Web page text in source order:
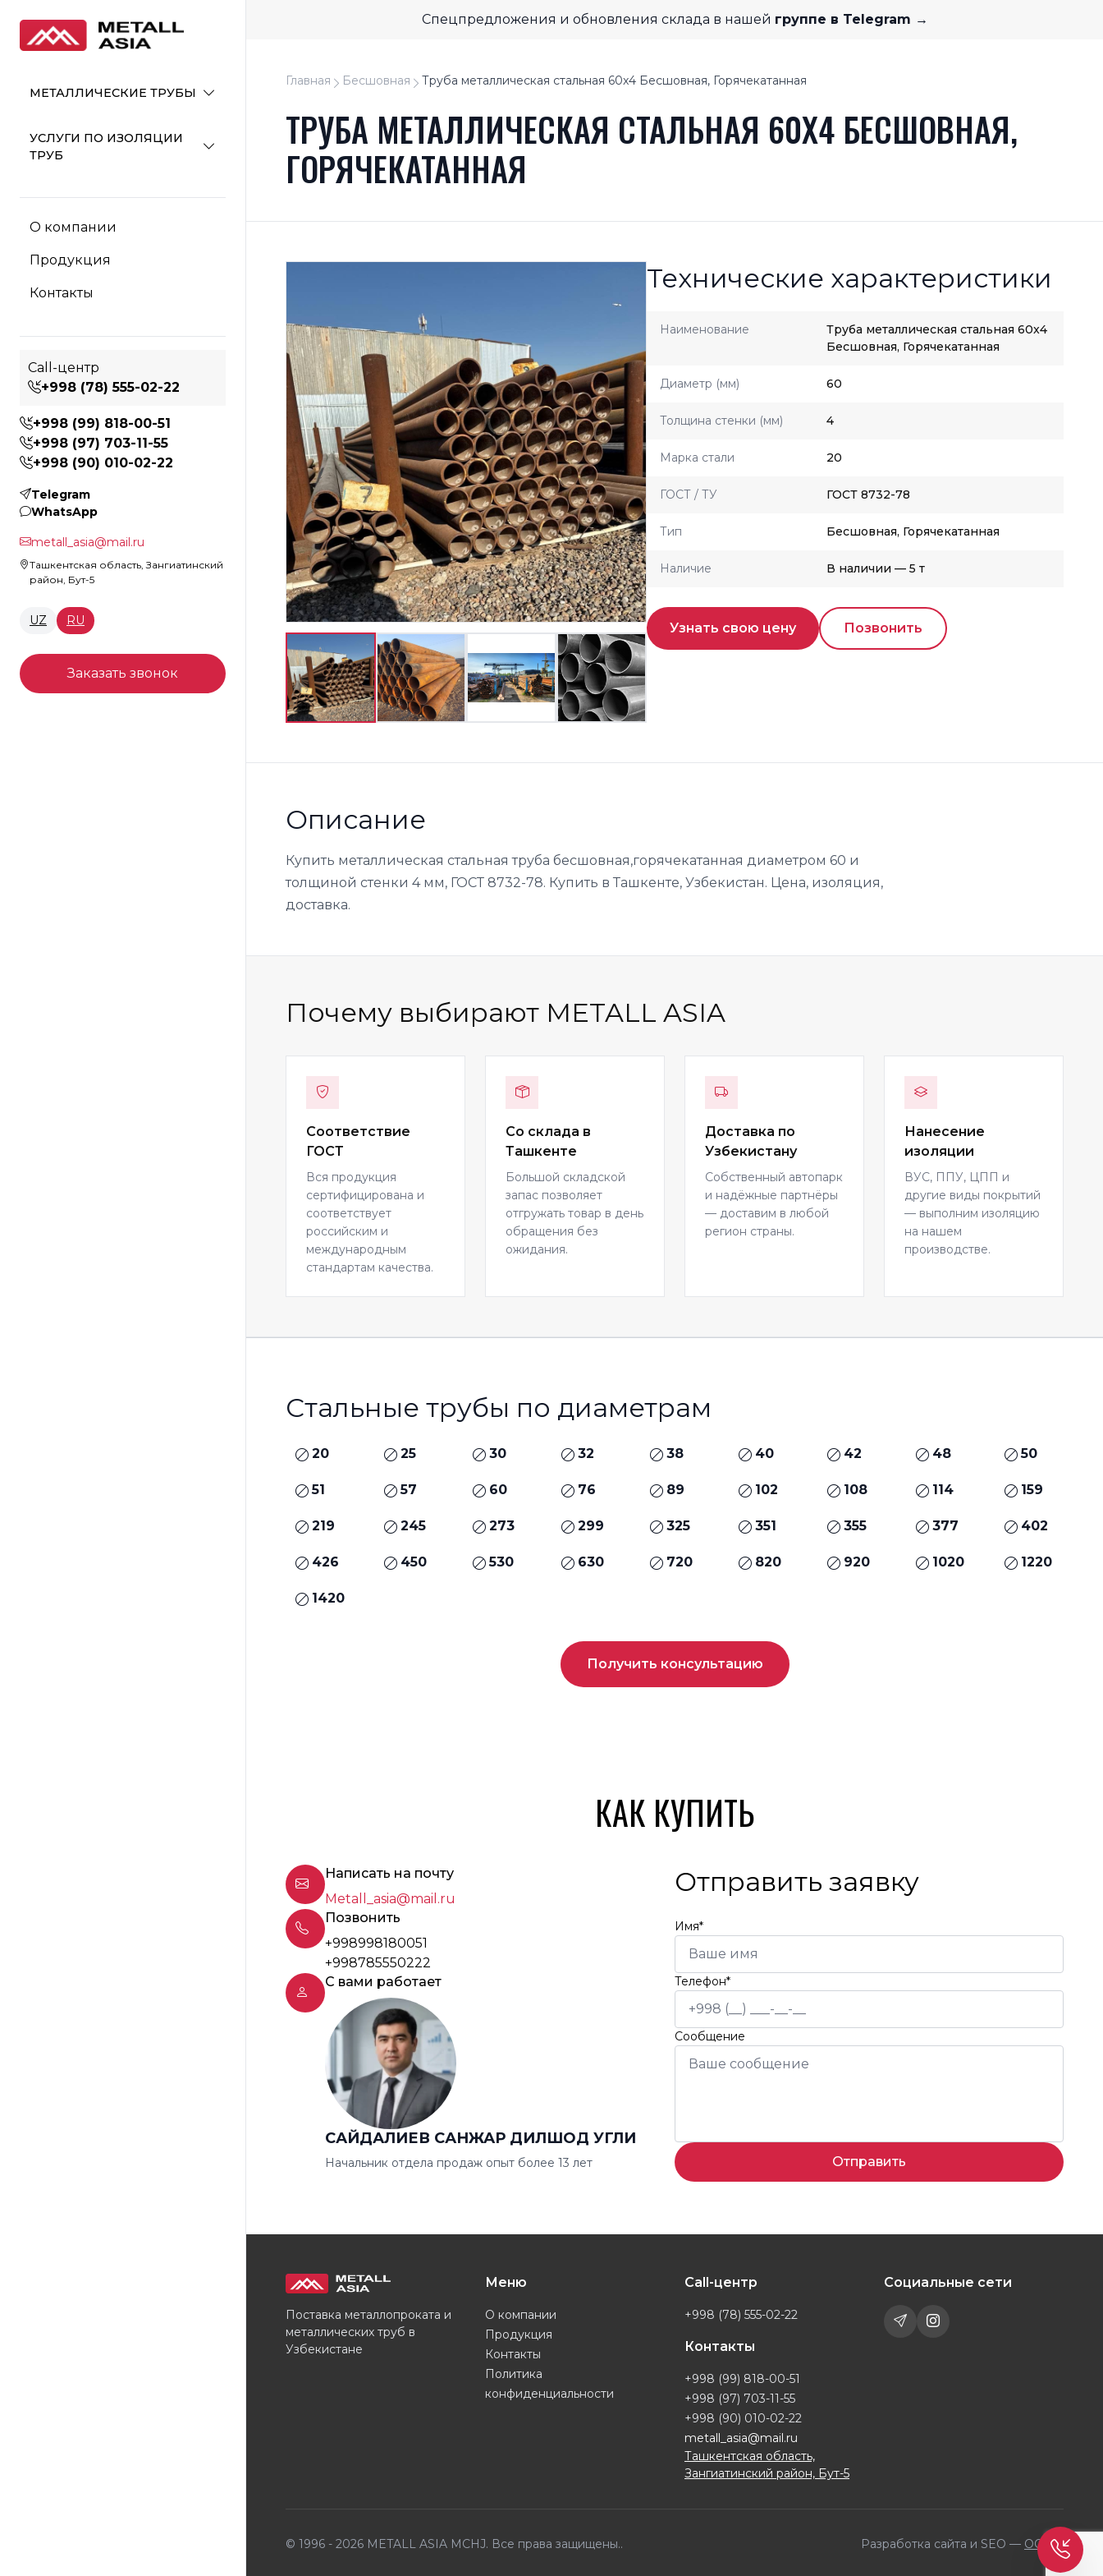
МЕТАЛЛИЧЕСКИЕ ТРУБЫ
УСЛУГИ ПО ИЗОЛЯЦИИ
ТРУБ
О компании
Продукция
Контакты
Call-центр
+998 (78) 555-02-22
+998 (99) 818-00-51
+998 (97) 703-11-55
+998 (90) 010-02-22
Telegram
WhatsApp
metall_asia@mail.ru
Ташкентская область, Зангиатинский
район, Бут-5
UZ RU
Заказать звонок
Спецпредложения и обновления склада в нашей группе в Telegram →
Главная Бесшовная Труба металлическая стальная 60x4 Бесшовная, Горячекатанная
ТРУБА МЕТАЛЛИЧЕСКАЯ СТАЛЬНАЯ 60X4 БЕСШОВНАЯ,
ГОРЯЧЕКАТАННАЯ
Технические характеристики
Наименование
Труба металлическая стальная 60x4
Бесшовная, Горячекатанная
Диаметр (мм) 60
Толщина стенки (мм) 4
Марка стали 20
ГОСТ / ТУ ГОСТ 8732-78
Тип Бесшовная, Горячекатанная
Наличие В наличии — 5 т
Узнать свою цену Позвонить
Описание
Купить металлическая стальная труба бесшовная,горячекатанная диаметром 60 и
толщиной стенки 4 мм, ГОСТ 8732-78. Купить в Ташкенте, Узбекистан. Цена, изоляция,
доставка.
Почему выбирают METALL ASIA
Соответствие
ГОСТ
Вся продукция
сертифицирована и
соответствует
российским и
международным
стандартам качества.
Со склада в
Ташкенте
Большой складской
запас позволяет
отгружать товар в день
обращения без
ожидания.
Доставка по
Узбекистану
Собственный автопарк
и надёжные партнёры
— доставим в любой
регион страны.
Нанесение
изоляции
ВУС, ППУ, ЦПП и
другие виды покрытий
— выполним изоляцию
на нашем
производстве.
Стальные трубы по диаметрам
20 25 30 32 38 40 42 48 50
51 57 60 76 89 102 108 114 159
219 245 273 299 325 351 355 377 402
426 450 530 630 720 820 920 1020 1220
1420
Получить консультацию
КАК КУПИТЬ
Написать на почту
Metall_asia@mail.ru
Позвонить
+998998180051
+998785550222
С вами работает
САЙДАЛИЕВ САНЖАР ДИЛШОД УГЛИ
Начальник отдела продаж опыт более 13 лет
Отправить заявку
Имя*
Телефон*
Сообщение
Отправить
Поставка металлопроката и
металлических труб в
Узбекистане
Меню
О компании
Продукция
Контакты
Политика
конфиденциальности
Call-центр
+998 (78) 555-02-22
Контакты
+998 (99) 818-00-51
+998 (97) 703-11-55
+998 (90) 010-02-22
metall_asia@mail.ru
Ташкентская область,
Зангиатинский район, Бут-5
Социальные сети
© 1996 - 2026 METALL ASIA MCHJ. Все права защищены.. Разработка сайта и SEO — OQILA